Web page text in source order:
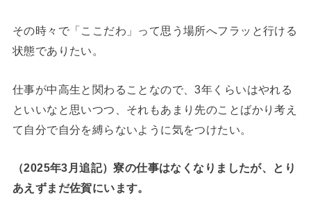
その時々で「ここだわ」って思う場所へフラッと行ける
状態でありたい。
仕事が中高生と関わることなので、3年くらいはやれる
といいなと思いつつ、それもあまり先のことばかり考え
て自分で自分を縛らないように気をつけたい。
（2025年3月追記）寮の仕事はなくなりましたが、とり
あえずまだ佐賀にいます。